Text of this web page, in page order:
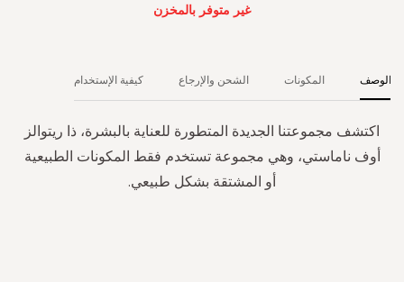
غير متوفر بالمخزن
الوصف
اكتشف مجموعتنا الجديدة المتطورة للعناية بالبشرة، ذا ريتوالز
أوف ناماستي، وهي مجموعة تستخدم فقط المكونات الطبيعية
أو المشتقة بشكل طبيعي.
المكونات الشحن والإرجاع كيفية الإستخدام